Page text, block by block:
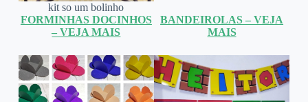
kit so um bolinho
FORMINHAS DOCINHOS
– VEJA MAIS
BANDEIROLAS – VEJA
MAIS